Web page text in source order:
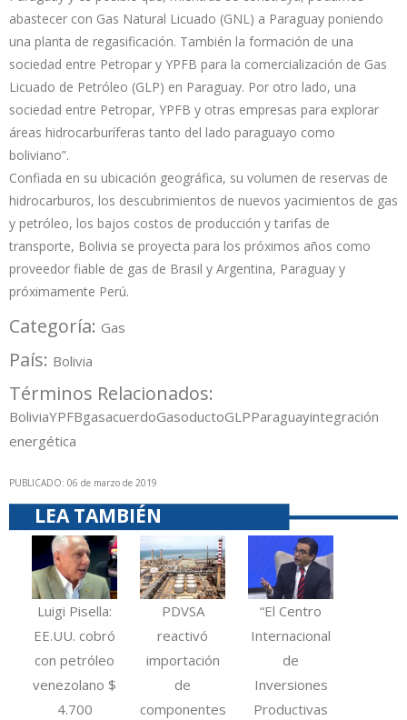
abastecer con Gas Natural Licuado (GNL) a Paraguay poniendo
una planta de regasificación. También la formación de una
sociedad entre Petropar y YPFB para la comercialización de Gas
Licuado de Petróleo (GLP) en Paraguay. Por otro lado, una
sociedad entre Petropar, YPFB y otras empresas para explorar
áreas hidrocarburíferas tanto del lado paraguayo como
boliviano”.
Confiada en su ubicación geográfica, su volumen de reservas de
hidrocarburos, los descubrimientos de nuevos yacimientos de gas
y petróleo, los bajos costos de producción y tarifas de
transporte, Bolivia se proyecta para los próximos años como
proveedor fiable de gas de Brasil y Argentina, Paraguay y
próximamente Perú.
Categoría: Gas
País: Bolivia
Términos Relacionados:
BoliviaYPFBgasacuerdoGasoductoGLPParaguayintegración
energética
PUBLICADO: 06 de marzo de 2019
LEA TAMBIÉN
Luigi Pisella:
EE.UU. cobró
con petróleo
venezolano $
4.700
PDVSA
reactivó
importación
de
componentes
“El Centro
Internacional
de
Inversiones
Productivas